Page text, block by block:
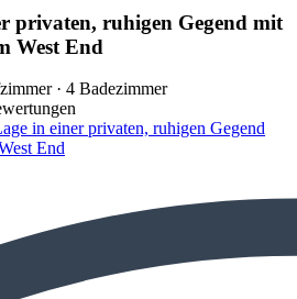
privaten, ruhigen Gegend mit
West End
· 4 Badezimmer
in einer privaten, ruhigen Gegend
End